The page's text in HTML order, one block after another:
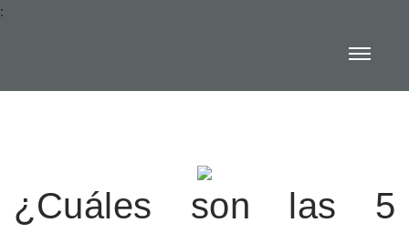
:
¿Cuáles son las 5